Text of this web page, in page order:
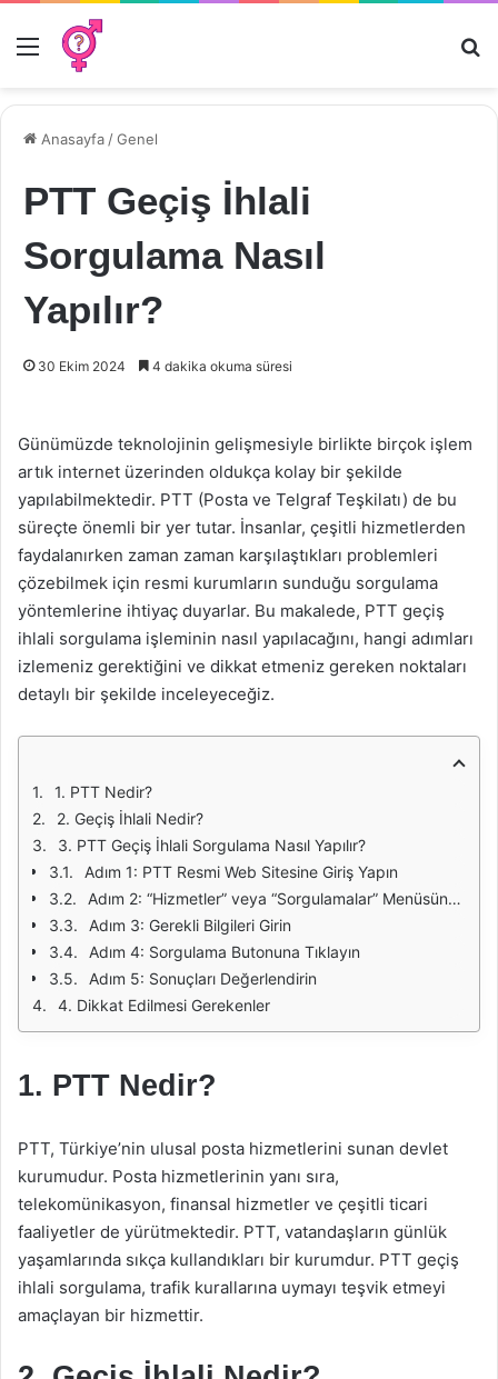
Menü
Anasayfa /Genel
PTT Geçiş İhlali
Sorgulama Nasıl
Yapılır?
30 Ekim 2024 4 dakika okuma süresi
Günümüzde teknolojinin gelişmesiyle birlikte birçok işlem
artık internet üzerinden oldukça kolay bir şekilde
yapılabilmektedir. PTT (Posta ve Telgraf Teşkilatı) de bu
süreçte önemli bir yer tutar. İnsanlar, çeşitli hizmetlerden
faydalanırken zaman zaman karşılaştıkları problemleri
çözebilmek için resmi kurumların sunduğu sorgulama
yöntemlerine ihtiyaç duyarlar. Bu makalede, PTT geçiş
ihlali sorgulama işleminin nasıl yapılacağını, hangi adımları
izlemeniz gerektiğini ve dikkat etmeniz gereken noktaları
detaylı bir şekilde inceleyeceğiz.
1. PTT Nedir?
2. Geçiş İhlali Nedir?
3. PTT Geçiş İhlali Sorgulama Nasıl Yapılır?
Adım 1: PTT Resmi Web Sitesine Giriş Yapın
Adım 2: “Hizmetler” veya “Sorgulamalar” Menüsüne Gidin
Adım 3: Gerekli Bilgileri Girin
Adım 4: Sorgulama Butonuna Tıklayın
Adım 5: Sonuçları Değerlendirin
4. Dikkat Edilmesi Gerekenler
1. PTT Nedir?
PTT, Türkiye’nin ulusal posta hizmetlerini sunan devlet
kurumudur. Posta hizmetlerinin yanı sıra,
telekomünikasyon, finansal hizmetler ve çeşitli ticari
faaliyetler de yürütmektedir. PTT, vatandaşların günlük
yaşamlarında sıkça kullandıkları bir kurumdur. PTT geçiş
ihlali sorgulama, trafik kurallarına uymayı teşvik etmeyi
amaçlayan bir hizmettir.